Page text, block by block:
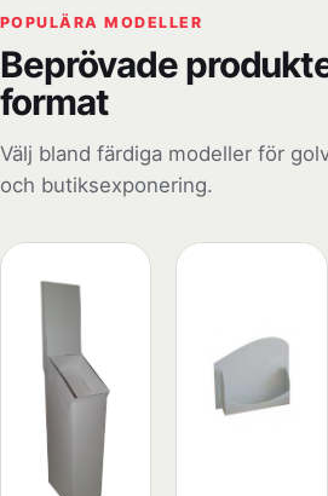
POPULÄRA MODELLER
Beprövade
format
Välj bland färdiga modeller för
och butiksexponering.